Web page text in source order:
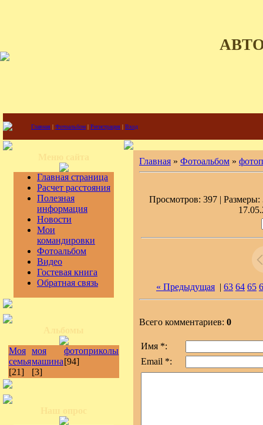
Главная | Фотоальбом | Регистрация | Вход
Главная страница
Расчет расстояния
Полезная
информация
Новости
Мои
командировки
Фотоальбом
Видео
Гостевая книга
Обратная связь
Моя
семья
[21]
моя
машина
[3]
фотоприколы
[94]
Главная » Фотоальбом »
Просмотров: 397 |
« Предыдущая | 63 64 65
Всего комментариев: 0
Имя *:
Email *: